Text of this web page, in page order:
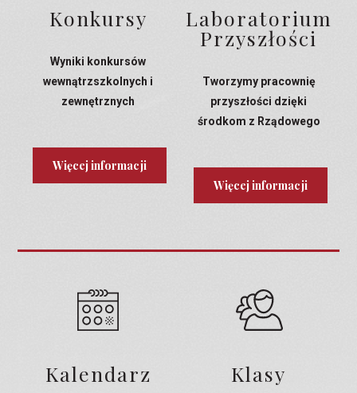
Konkursy
Wyniki konkursów
wewnątrzszkolnych i
zewnętrznych
Więcej informacji
Laboratorium
Przyszłości
Tworzymy pracownię
przyszłości dzięki
środkom z Rządowego
Więcej informacji
Kalendarz Klasy